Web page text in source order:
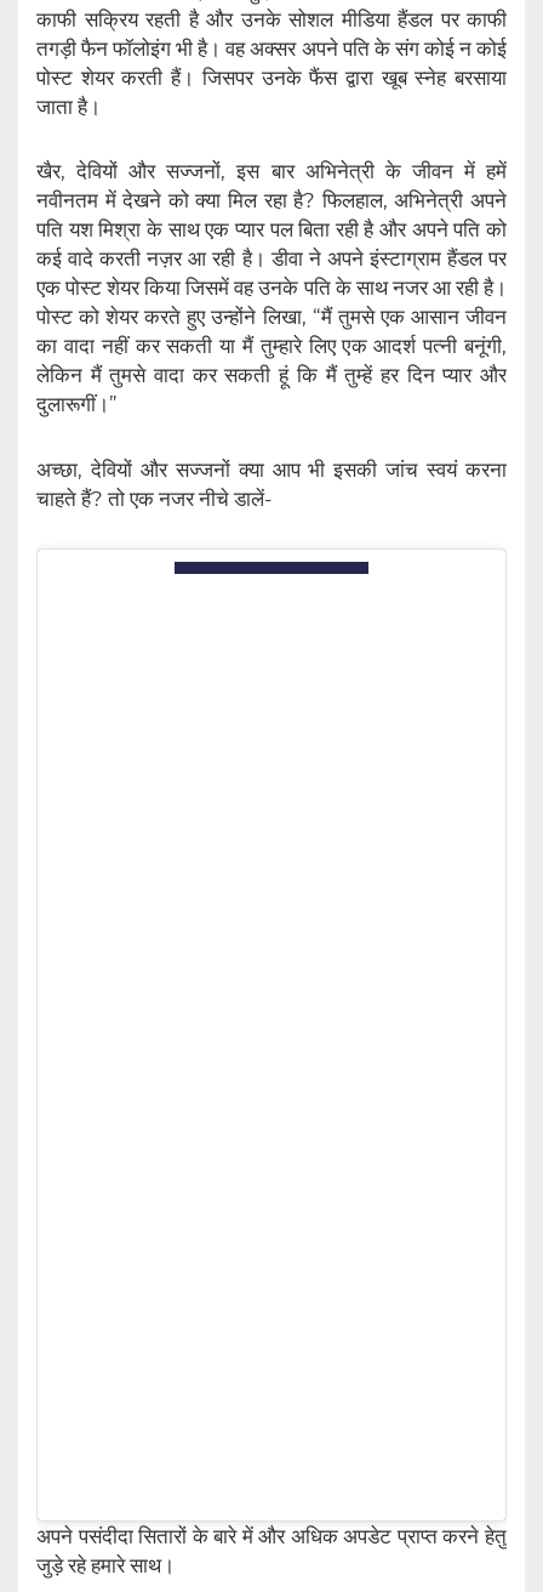
काफी सक्रिय रहती है और उनके सोशल मीडिया हैंडल पर काफी
तगड़ी फैन फॉलोइंग भी है। वह अक्सर अपने पति के संग कोई न कोई
पोस्ट शेयर करती हैं। जिसपर उनके फैंस द्वारा खूब स्नेह बरसाया
जाता है।
खैर, देवियों और सज्जनों, इस बार अभिनेत्री के जीवन में हमें
नवीनतम में देखने को क्या मिल रहा है? फिलहाल, अभिनेत्री अपने
पति यश मिश्रा के साथ एक प्यार पल बिता रही है और अपने पति को
कई वादे करती नज़र आ रही है। डीवा ने अपने इंस्टाग्राम हैंडल पर
एक पोस्ट शेयर किया जिसमें वह उनके पति के साथ नजर आ रही है।
पोस्ट को शेयर करते हुए उन्होंने लिखा, “मैं तुमसे एक आसान जीवन
का वादा नहीं कर सकती या मैं तुम्हारे लिए एक आदर्श पत्नी बनूंगी,
लेकिन मैं तुमसे वादा कर सकती हूं कि मैं तुम्हें हर दिन प्यार और
दुलारूगीं।”
अच्छा, देवियों और सज्जनों क्या आप भी इसकी जांच स्वयं करना
चाहते हैं? तो एक नजर नीचे डालें-
अपने पसंदीदा सितारों के बारे में और अधिक अपडेट प्राप्त करने हेतु
जुड़े रहे हमारे साथ।